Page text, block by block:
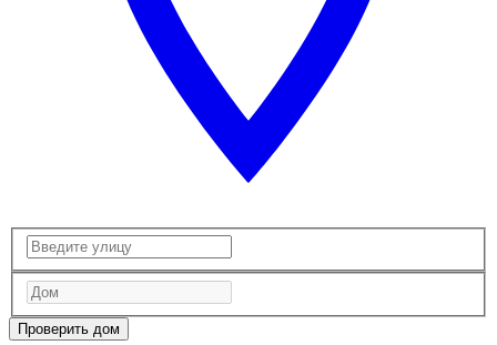
Проверить дом